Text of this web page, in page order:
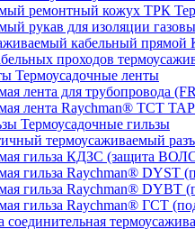
Термоусадочные ленты
Термоусадочные гильзы